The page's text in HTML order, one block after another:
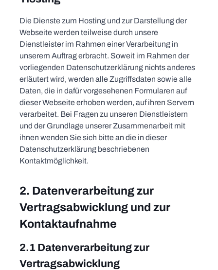
Die Dienste zum Hosting und zur Darstellung der
Webseite werden teilweise durch unsere
Dienstleister im Rahmen einer Verarbeitung in
unserem Auftrag erbracht. Soweit im Rahmen der
vorliegenden Datenschutzerklärung nichts anderes
erläutert wird, werden alle Zugriffsdaten sowie alle
Daten, die in dafür vorgesehenen Formularen auf
dieser Webseite erhoben werden, auf ihren Servern
verarbeitet. Bei Fragen zu unseren Dienstleistern
und der Grundlage unserer Zusammenarbeit mit
ihnen wenden Sie sich bitte an die in dieser
Datenschutzerklärung beschriebenen
Kontaktmöglichkeit.
2. Datenverarbeitung zur
Vertragsabwicklung und zur
Kontaktaufnahme
2.1 Datenverarbeitung zur
Vertragsabwicklung